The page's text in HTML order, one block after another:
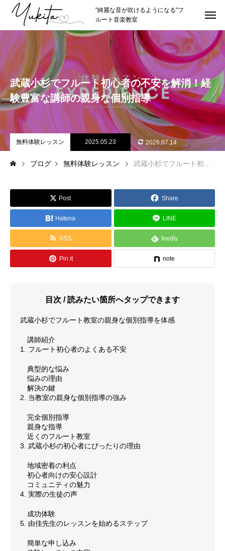
"綺麗な音が吹けるようになる"フ
ルート音楽教室
HOME トップページ
ABOUT 講師紹介
講師プロフィール
理念やスタイル
推薦者
LESSON レッスン紹介
カリキュラムの詳細
レッスン形式
SCHOOL 教室紹介
最新情報（お知らせ）
アクセス情報
サイトマップ
GALLERY
演奏動画
コンサート情報
メディア掲載
SUPPORT
お問い合わせ
個人情報保護方針
武蔵小杉でフルート初心者の不安を解消！経
験豊富な講師の親身な個別指導
無料体験レッスン 2025.05.23 2026.07.14
ブログ 無料体験レッスン 武蔵小杉でフルート初心者の不安を解消！経験豊富な講師の親身な個別指導
Post Share
Hatena LINE
RSS feedly
Pin it note
目次 / 読みたい箇所へタップできます
武蔵小杉でフルート教室の親身な個別指導を体感
講師紹介
1. フルート初心者のよくある不安
典型的な悩み
悩みの理由
解決の鍵
2. 当教室の親身な個別指導の強み
完全個別指導
親身な指導
近くのフルート教室
3. 武蔵小杉の初心者にぴったりの理由
地域密着の利点
初心者向けの安心設計
コミュニティの魅力
4. 実際の生徒の声
成功体験
5. 由佳先生のレッスンを始めるステップ
簡単な申し込み